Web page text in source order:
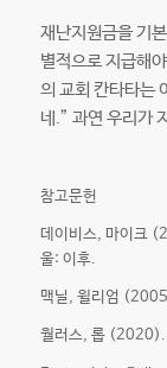
재난지원금을 기
별적으로 지급해
의 교회 칸타타는
네.” 과연 우리가
참고문헌
데이비스, 마이크
울: 이후.
맥닐, 윌리엄
월러스, 롭 (2020).